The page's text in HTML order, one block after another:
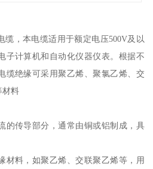
缆，本电缆适用于额定电压500V及以
子计算机和自动化仪器仪表。根据不
缆绝缘可采用聚乙烯、聚氯乙烯、交
材料
的传导部分，通常由铜或铝制成，具
材料，如聚乙烯、交联聚乙烯等，用